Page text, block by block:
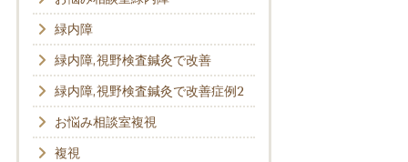
緑内障
緑内障,視野検査鍼灸で改善
緑内障,視野検査鍼灸で改善症例2
お悩み相談室複視
複視